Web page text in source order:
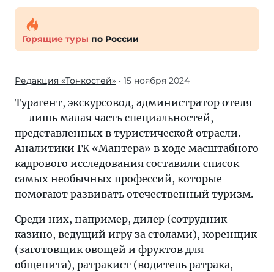
Горящие туры по России
Редакция «Тонкостей» • 15 ноября 2024
Турагент, экскурсовод, администратор отеля
— лишь малая часть специальностей,
представленных в туристической отрасли.
Аналитики ГК «Мантера» в ходе масштабного
кадрового исследования составили список
самых необычных профессий, которые
помогают развивать отечественный туризм.
Среди них, например, дилер (сотрудник
казино, ведущий игру за столами), коренщик
(заготовщик овощей и фруктов для
общепита), ратракист (водитель ратрака,